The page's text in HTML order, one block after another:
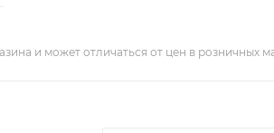
и может отличаться от цен в розничных